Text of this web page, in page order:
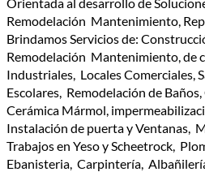
Remodelación Mantenimiento,
Brindamos Servicios de:
Remodelación Mantenimiento, de
Industriales, Locales Comerciales,
Escolares, Remodelación de
Cerámica Mármol,
Instalación de puerta y Ventanas,
Trabajos en Yeso y Scheetrock,
Ebanisteria, Carpintería,